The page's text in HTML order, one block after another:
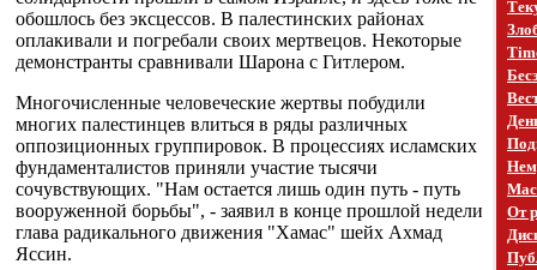
обошлось без эксцессов. В палестинских районах
оплакивали и погребали своих мертвецов. Некоторые
демонстранты сравнивали Шарона с Гитлером.
Многочисленные человеческие жертвы побудили
многих палестинцев влиться в ряды различных
оппозиционных группировок. В процессиях исламских
фундаменталистов приняли участие тысячи
сочувствующих. "Нам остается лишь один путь - путь
вооруженной борьбы", - заявил в конце прошлой недели
глава радикального движения "Хамас" шейх Ахмад
Яссин.
От